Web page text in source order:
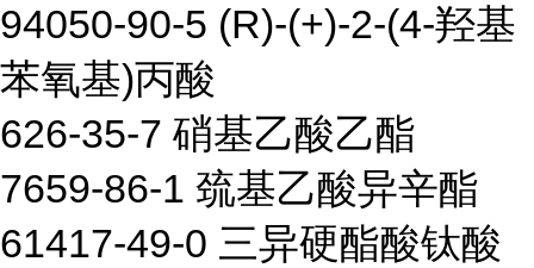
94050-90-5 (R)-(+)-2-(4-羟基
苯氧基)丙酸
626-35-7 硝基乙酸乙酯
7659-86-1 巯基乙酸异辛酯
61417-49-0 三异硬酯酸钛酸